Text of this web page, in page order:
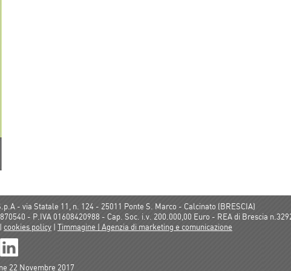
- via Statale 11, n. 124 - 25011 Ponte S. Marco - Calcinato (BRESCIA)
- P.IVA 01608420988 - Cap. Soc. i.v. 200.000,00 Euro - REA di Brescia
| cookies policy | Timmagine | Agenzia di marketing e comunicazione
22 Novembre 2017